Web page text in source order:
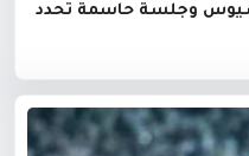
وجلسة حاسمة تحدد